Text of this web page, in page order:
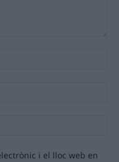
i el lloc web en